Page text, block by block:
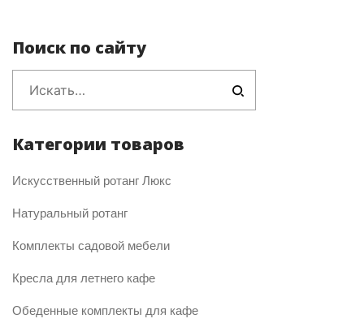
Поиск по сайту
Категории товаров
Искусственный ротанг Люкс
Натуральный ротанг
Комплекты садовой мебели
Кресла для летнего кафе
Обеденные комплекты для кафе